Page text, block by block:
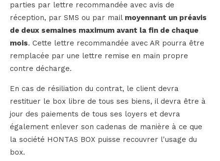
parties par lettre recommandée avec avis de
réception, par SMS ou par mail moyennant un préavis
de deux semaines maximum avant la fin de chaque
mois. Cette lettre recommandée avec AR pourra être
remplacée par une lettre remise en main propre
contre décharge.
En cas de résiliation du contrat, le client devra
restituer le box libre de tous ses biens, il devra être à
jour des paiements de tous ses loyers et devra
également enlever son cadenas de manière à ce que
la société HONTAS BOX puisse recouvrer l'usage du
box.